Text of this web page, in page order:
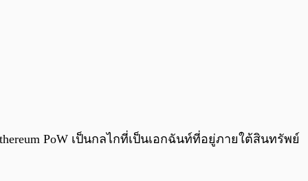
PoW เป็นกลไกที่เป็นเอกฉันท์ที่อยู่ภายใต้สินทรัพย์